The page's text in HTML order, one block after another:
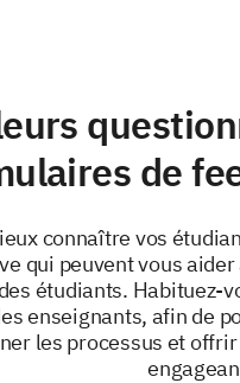
de
connaître vos
qui peuvent vous
étudiants.
enseignants, afin de
les processus et